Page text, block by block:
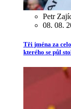
Petr
08. 08.
Tři jména za
kterého se půl